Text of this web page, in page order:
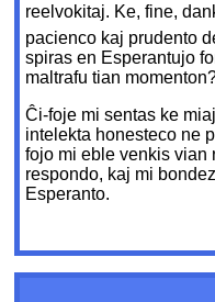
reelvokitaj. Ke, fine,
pacienco kaj prudento
spiras en Esperantujo
maltrafu tian
Ĉi-foje mi sentas ke
intelekta honesteco ne
fojo mi eble venkis vian
respondo, kaj mi
Esperanto.